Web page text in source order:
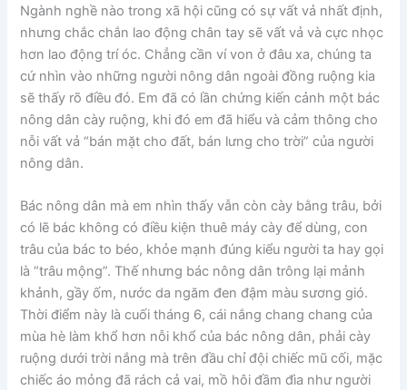
Ngành nghề nào trong xã hội cũng có sự vất vả nhất định,
nhưng chắc chắn lao động chân tay sẽ vất vả và cực nhọc
hơn lao động trí óc. Chẳng cần ví von ở đâu xa, chúng ta
cứ nhìn vào những người nông dân ngoài đồng ruộng kia
sẽ thấy rõ điều đó. Em đã có lần chứng kiến cảnh một bác
nông dân cày ruộng, khi đó em đã hiểu và cảm thông cho
nỗi vất vả “bán mặt cho đất, bán lưng cho trời” của người
nông dân.
Bác nông dân mà em nhìn thấy vẫn còn cày bằng trâu, bởi
có lẽ bác không có điều kiện thuê máy cày để dùng, con
trâu của bác to béo, khỏe mạnh đúng kiểu người ta hay gọi
là “trâu mộng”. Thế nhưng bác nông dân trông lại mảnh
khảnh, gầy ốm, nước da ngăm đen đậm màu sương gió.
Thời điểm này là cuối tháng 6, cái nắng chang chang của
mùa hè làm khổ hơn nỗi khổ của bác nông dân, phải cày
ruộng dưới trời nắng mà trên đầu chỉ đội chiếc mũ cối, mặc
chiếc áo mỏng đã rách cả vai, mồ hôi đầm đìa như người